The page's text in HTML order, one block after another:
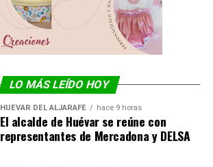
LO MÁS LEÍDO HOY
HUÉVAR DEL ALJARAFE hace 9 horas
El alcalde de Huévar se reúne con
representantes de Mercadona y DELSA